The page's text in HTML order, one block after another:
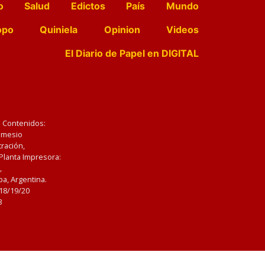
Salud Edictos País
Mundo
Quiniela Opinion
Videos
El Diario de Papel en DIGITAL
Impresora:
Argentina.
19/20